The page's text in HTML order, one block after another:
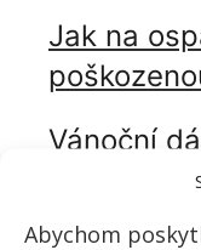
Abychom
Jak na
Vánoční